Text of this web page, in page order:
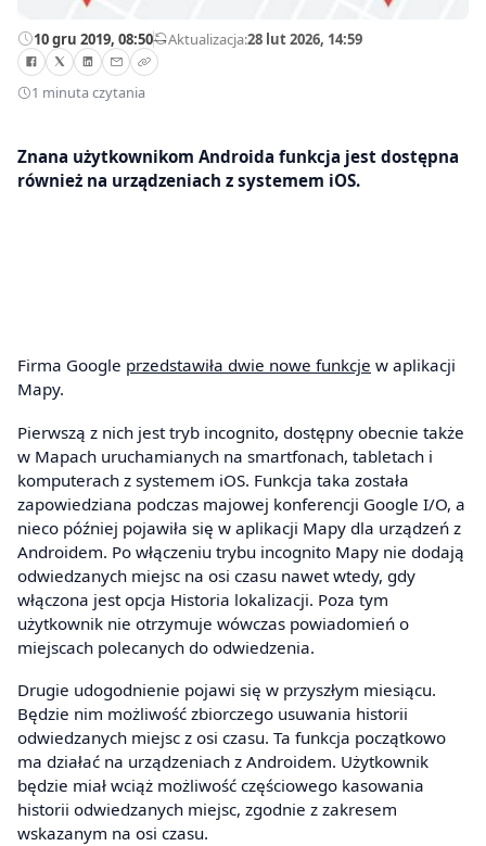
10 gru 2019, 08:50—Aktualizacja:28 lut 2026, 14:59
1 minuta czytania
Znana użytkownikom Androida funkcja jest dostępna
również na urządzeniach z systemem iOS.
Firma Google przedstawiła dwie nowe funkcje w aplikacji
Mapy.
Pierwszą z nich jest tryb incognito, dostępny obecnie także
w Mapach uruchamianych na smartfonach, tabletach i
komputerach z systemem iOS. Funkcja taka została
zapowiedziana podczas majowej konferencji Google I/O, a
nieco później pojawiła się w aplikacji Mapy dla urządzeń z
Androidem. Po włączeniu trybu incognito Mapy nie dodają
odwiedzanych miejsc na osi czasu nawet wtedy, gdy
włączona jest opcja Historia lokalizacji. Poza tym
użytkownik nie otrzymuje wówczas powiadomień o
miejscach polecanych do odwiedzenia.
Drugie udogodnienie pojawi się w przyszłym miesiącu.
Będzie nim możliwość zbiorczego usuwania historii
odwiedzanych miejsc z osi czasu. Ta funkcja początkowo
ma działać na urządzeniach z Androidem. Użytkownik
będzie miał wciąż możliwość częściowego kasowania
historii odwiedzanych miejsc, zgodnie z zakresem
wskazanym na osi czasu.